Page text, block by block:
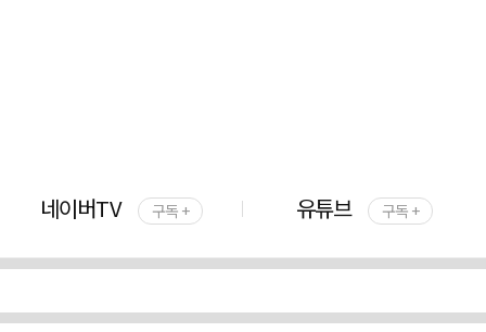
네이버TV 구독 + 유튜브 구독 +